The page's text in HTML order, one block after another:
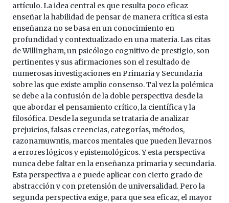
artículo. La idea central es que resulta poco eficaz
enseñar la habilidad de pensar de manera crítica si esta
enseñanza no se basa en un conocimiento en
profundidad y contextualizado en una materia. Las citas
de Willingham, un psicólogo cognitivo de prestigio, son
pertinentes y sus afirmaciones son el resultado de
numerosas investigaciones en Primaria y Secundaria
sobre las que existe amplio consenso. Tal vez la polémica
se debe a la confusión de la doble perspectiva desde la
que abordar el pensamiento crítico, la científica y la
filosófica. Desde la segunda se trataria de analizar
prejuicios, falsas creencias, categorías, métodos,
razonamuwntis, marcos mentales que pueden llevarnos
a errores lógicos y epistemológicos. Y esta perspectiva
nunca debe faltar en la enseñanza primaria y secundaria.
Esta perspectiva a e puede aplicar con cierto grado de
abstracción y con pretensión de universalidad. Pero la
segunda perspectiva exige, para que sea eficaz, el mayor